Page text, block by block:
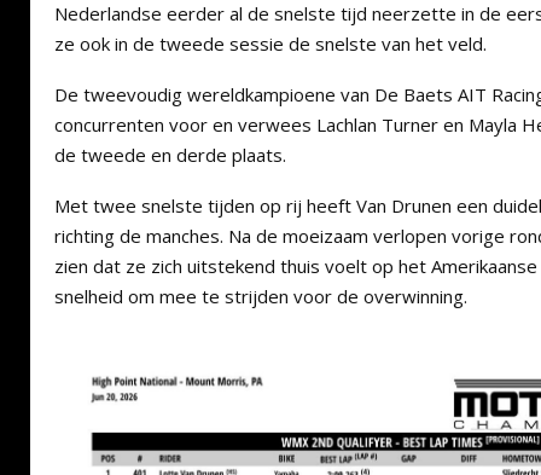
Nederlandse eerder al de snelste tijd neerzette in de
ze ook in de tweede sessie de snelste van het veld.
De tweevoudig wereldkampioene van De Baets AIT
concurrenten voor en verwees Lachlan Turner en Mayla
de tweede en derde plaats.
Met twee snelste tijden op rij heeft Van Drunen een
richting de manches. Na de moeizaam verlopen vorige
zien dat ze zich uitstekend thuis voelt op het
snelheid om mee te strijden voor de overwinning.